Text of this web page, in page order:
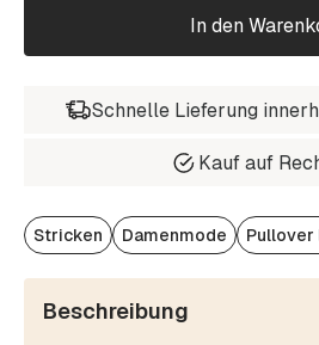
In den
Schnelle Lieferung
Kauf auf
Stricken Damenmode Pullover
Beschreibung